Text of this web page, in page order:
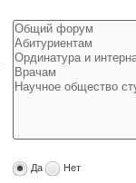
Да Нет